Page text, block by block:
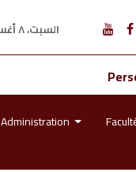
السبت، ٨ أغسطس ٢٠٢٦ م
Administration